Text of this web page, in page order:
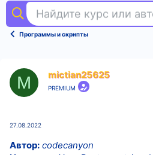
т
о
т
а
н
а
а
Программы и скрипты
M mictian25625
PREMIUM
27.08.2022
Автор: codecanyon